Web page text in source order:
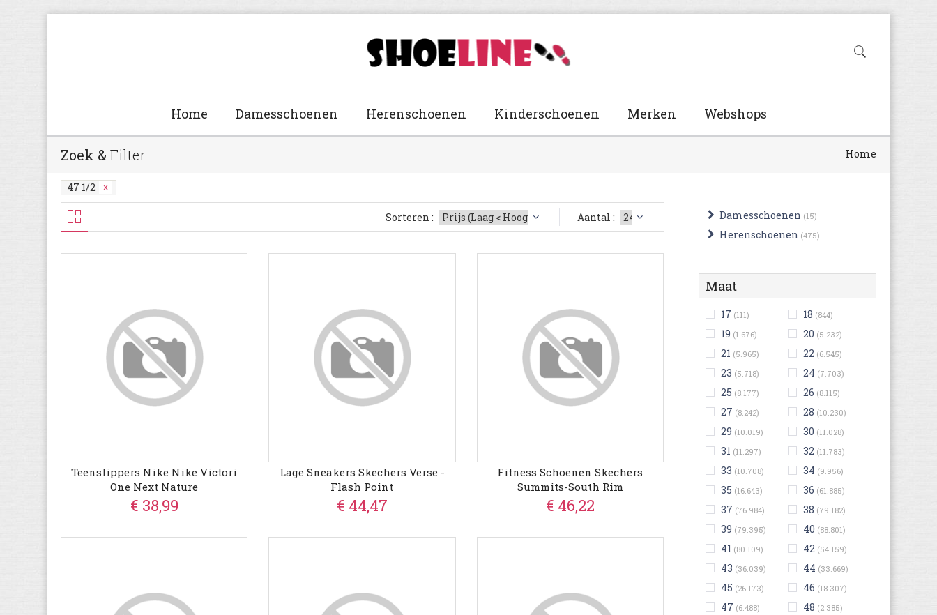
Home Damesschoenen Herenschoenen Kinderschoenen Merken Webshops
Zoek & Filter Home
47 1/2
Damesschoenen (15)
Herenschoenen (475)
Maat
17 (111) 18 (844)
19 (1.676) 20 (5.232)
21 (5.965) 22 (6.545)
23 (5.718) 24 (7.703)
25 (8.177) 26 (8.115)
27 (8.242) 28 (10.230)
29 (10.019) 30 (11.028)
31 (11.297) 32 (11.783)
33 (10.708) 34 (9.956)
35 (16.643) 36 (61.885)
37 (76.984) 38 (79.182)
39 (79.395) 40 (88.801)
41 (80.109) 42 (54.159)
43 (36.039) 44 (33.669)
45 (26.173) 46 (18.307)
47 (6.488) 48 (2.385)
Sorteren : Aantal :
Teenslippers Nike Nike Victori
One Next Nature
€ 38,99
Lage Sneakers Skechers Verse -
Flash Point
€ 44,47
Fitness Schoenen Skechers
Summits-South Rim
€ 46,22